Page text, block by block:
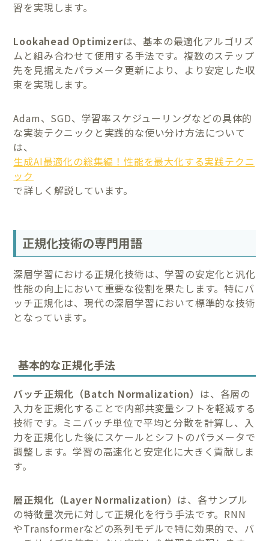
習を実現します。
Lookahead Optimizerは、基本の最適化アルゴリズ
ムと組み合わせて使用する手法です。複数のステップ
先を見据えたパラメータ更新により、より安定した収
束を実現します。
Adam、SGD、学習率スケジューリングなどの具体的
な実装テクニックと実践的な使い分け方法について
は、
生成AI最適化の総集編！性能を最大化する実践テクニ
ック
で詳しく解説しています。
正規化技術の専門用語
深層学習における正規化技術は、学習の安定化と汎化
性能の向上において重要な役割を果たします。特にバ
ッチ正規化は、現代の深層学習において標準的な技術
となっています。
基本的な正規化手法
バッチ正規化（Batch Normalization） は、各層の
入力を正規化することで内部共変量シフトを軽減する
技術です。ミニバッチ単位で平均と分散を計算し、入
力を正規化した後にスケールとシフトのパラメータで
調整します。学習の高速化と安定化に大きく貢献しま
す。
層正規化（Layer Normalization） は、各サンプル
の特徴量次元に対して正規化を行う手法です。RNN
やTransformerなどの系列モデルで特に効果的で、バ